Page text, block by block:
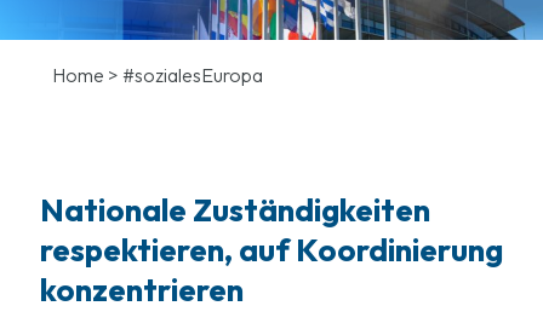
Home > #sozialesEuropa
Nationale Zuständigkeiten
respektieren, auf Koordinierung
konzentrieren